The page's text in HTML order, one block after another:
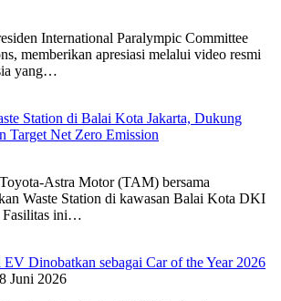
International Paralympic Committee
memberikan apresiasi melalui video resmi
yang…
Station di Balai Kota Jakarta, Dukung
Target Net Zero Emission
Astra Motor (TAM) bersama
Waste Station di kawasan Balai Kota DKI
Fasilitas ini…
Dinobatkan sebagai Car of the Year 2026
8 Juni 2026